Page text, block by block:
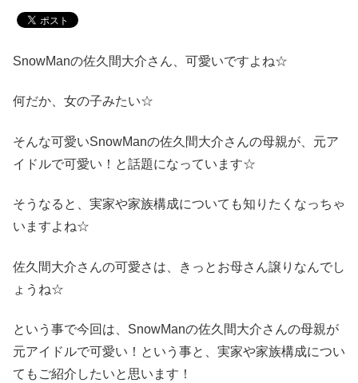
SnowManの佐久間大介さん、可愛いですよね☆
何だか、女の子みたい☆
そんな可愛いSnowManの佐久間大介さんの母親が、元ア
イドルで可愛い！と話題になっています☆
そうなると、実家や家族構成についても知りたくなっちゃ
いますよね☆
佐久間大介さんの可愛さは、きっとお母さん譲りなんでし
ょうね☆
という事で今回は、SnowManの佐久間大介さんの母親が
元アイドルで可愛い！という事と、実家や家族構成につい
てもご紹介したいと思います！